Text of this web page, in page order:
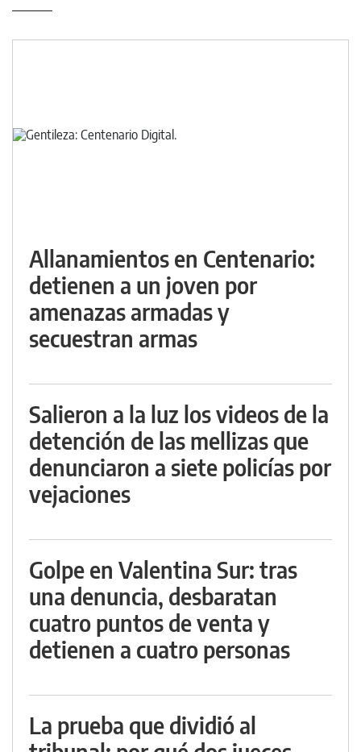
Allanamientos en Centenario:
detienen a un joven por
amenazas armadas y
secuestran armas
Salieron a la luz los videos de la
detención de las mellizas que
denunciaron a siete policías por
vejaciones
Golpe en Valentina Sur: tras
una denuncia, desbaratan
cuatro puntos de venta y
detienen a cuatro personas
La prueba que dividió al